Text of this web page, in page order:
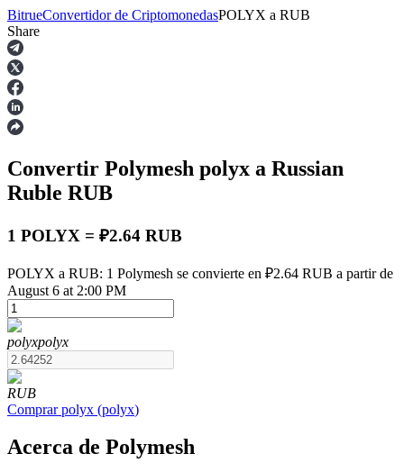
Futuros
Futuros del USDT
Futuros que utilizan USDT como garantía
BitrueConvertidor de CriptomonedasPOLYX a RUB
Share
Convertir Polymesh polyx a Russian
Ruble RUB
1 POLYX = ₽2.64 RUB
POLYX a RUB: 1 Polymesh se convierte en ₽2.64 RUB a partir de
August 6 at 2:00 PM
polyxpolyx
RUB
Comprar polyx (polyx)
Acerca de Polymesh